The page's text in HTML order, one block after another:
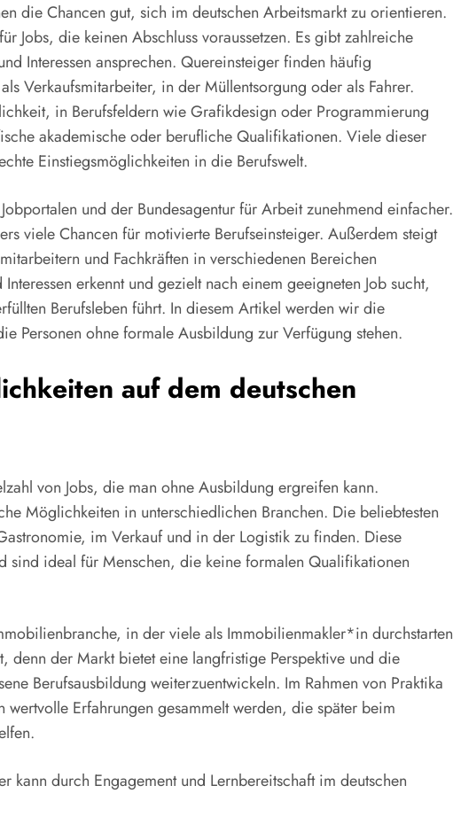
die Chancen gut, sich im deutschen Arbeitsmarkt zu orientieren.
Jobs, die keinen Abschluss voraussetzen. Es gibt zahlreiche
Interessen ansprechen. Quereinsteiger finden häufig
Verkaufsmitarbeiter, in der Müllentsorgung oder als Fahrer.
in Berufsfeldern wie Grafikdesign oder Programmierung
akademische oder berufliche Qualifikationen. Viele dieser
Einstiegsmöglichkeiten in die Berufswelt.
und der Bundesagentur für Arbeit zunehmend einfacher.
viele Chancen für motivierte Berufseinsteiger. Außerdem steigt
und Fachkräften in verschiedenen Bereichen
erkennt und gezielt nach einem geeigneten Job sucht,
Berufsleben führt. In diesem Artikel werden wir die
Personen ohne formale Ausbildung zur Verfügung stehen.
auf dem deutschen
von Jobs, die man ohne Ausbildung ergreifen kann.
Möglichkeiten in unterschiedlichen Branchen. Die beliebtesten
im Verkauf und in der Logistik zu finden. Diese
sind ideal für Menschen, die keine formalen Qualifikationen
in der viele als Immobilienmakler*in durchstarten
denn der Markt bietet eine langfristige Perspektive und die
Berufsausbildung weiterzuentwickeln. Im Rahmen von Praktika
Erfahrungen gesammelt werden, die später beim
durch Engagement und Lernbereitschaft im deutschen